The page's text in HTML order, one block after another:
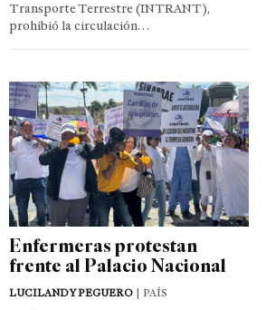
Transporte Terrestre (INTRANT),
prohibió la circulación…
Enfermeras protestan
frente al Palacio Nacional
LUCILANDY PEGUERO | PAÍS